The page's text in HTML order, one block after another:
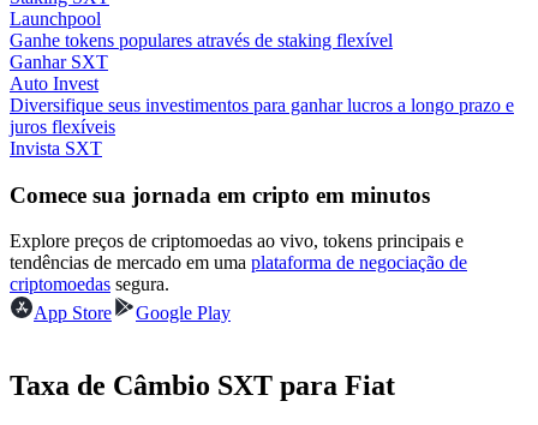
Porquinho poderoso
Ganhe recompensas competitivas diariamente
Launchpool
Ganhe tokens populares através de staking flexível
Ganhar SXT
Auto Invest
Diversifique seus investimentos para ganhar lucros a longo prazo e
juros flexíveis
Invista SXT
Comece sua jornada em cripto em minutos
Explore preços de criptomoedas ao vivo, tokens principais e
tendências de mercado em uma plataforma de negociação de
criptomoedas segura.
App Store
Google Play
Taxa de Câmbio SXT para Fiat